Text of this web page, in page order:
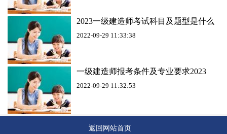
2023一级建造师考试科目及题型是什么
2022-09-29 11:33:38
一级建造师报考条件及专业要求2023
2022-09-29 11:32:53
返回网站首页